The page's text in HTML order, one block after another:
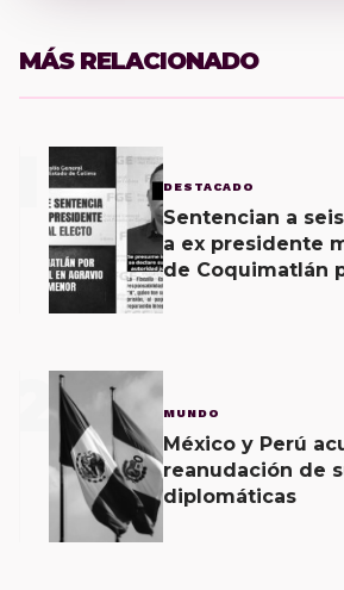
MÁS RELACIONADO
DESTACADO
Sentencian a
a ex presidente
de Coquimatlán
2 MUNDO
México y Perú
reanudación de
diplomáticas